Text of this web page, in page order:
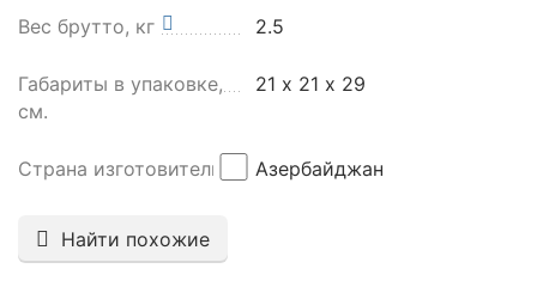
Вес брутто, кг 2.5
Габариты в упаковке,
см.
21 х 21 х 29
Страна изготовитель Азербайджан
Найти похожие